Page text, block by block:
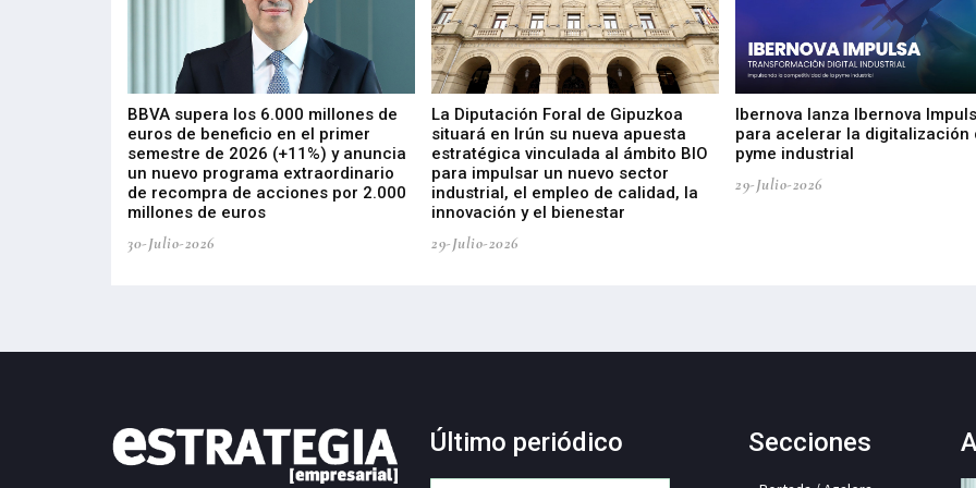
BBVA supera los 6.000 millones de
euros de beneficio en el primer
semestre de 2026 (+11%) y anuncia
un nuevo programa extraordinario
de recompra de acciones por 2.000
millones de euros
30-Julio-2026
La Diputación Foral de Gipuzkoa
situará en Irún su nueva apuesta
estratégica vinculada al ámbito BIO
para impulsar un nuevo sector
industrial, el empleo de calidad, la
innovación y el bienestar
29-Julio-2026
Ibernova lanza Ibernova
para acelerar la digitalización
pyme industrial
29-Julio-2026
Último periódico Secciones